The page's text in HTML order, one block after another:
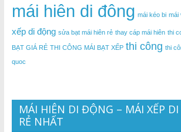
mái hiên di đông mái kéo bi mái
xếp di động sửa bạt mái hiên rẻ thay cáp mái hiên thi
BẠT GIÁ RẺ THI CÔNG MÁI BẠT XẾP thi công thi
quoc
MÁI HIÊN DI ĐỘNG – MÁI XẾP
RẺ NHẤT